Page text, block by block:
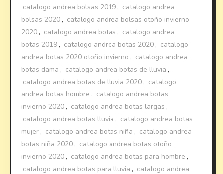
catalogo andrea bolsas 2019 , catalogo andrea
bolsas 2020 , catalogo andrea bolsas otoño invierno
2020 , catalogo andrea botas , catalogo andrea
botas 2019 , catalogo andrea botas 2020 , catalogo
andrea botas 2020 otoño invierno , catalogo andrea
botas dama , catalogo andrea botas de lluvia ,
catalogo andrea botas de lluvia 2020 , catalogo
andrea botas hombre , catalogo andrea botas
invierno 2020 , catalogo andrea botas largas ,
catalogo andrea botas lluvia , catalogo andrea botas
mujer , catalogo andrea botas niña , catalogo andrea
botas niña 2020 , catalogo andrea botas otoño
invierno 2020 , catalogo andrea botas para hombre ,
catalogo andrea botas para lluvia , catalogo andrea